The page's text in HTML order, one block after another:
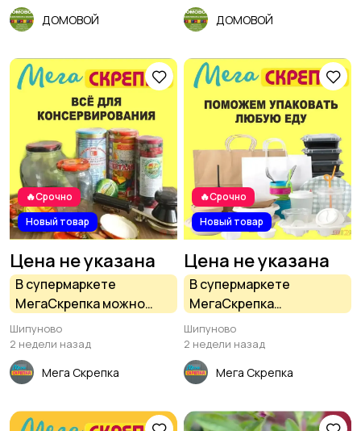
ДОМОВОЙ ДОМОВОЙ
🔥Срочно
Новый товар
Цена не указана
В супермаркете
МегаСкрепка можно
приобрести всё для
консервирования
заготовок на зиму
Шипуново
2 недели назад
Мега Скрепка
🔥Срочно
Новый товар
Цена не указана
В супермаркете
МегаСкрепка
широчайший
ассортимент
контейнеров и
одноразовой посуды
Шипуново
2 недели назад
Мега Скрепка